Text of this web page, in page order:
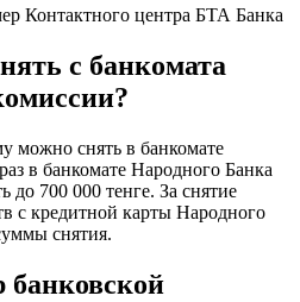
Контактного центра БТА Банка
с банкомата
можно снять в банкомате
в банкомате Народного Банка
до 700 000 тенге. За снятие
с кредитной карты Народного
снятия.
банковской